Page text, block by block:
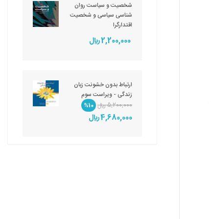
شخصیت و سیاست روان
شناسی سیاسی و شخصیت
اقتدارگرا
2,200,000 ريال
ارتباط بدون خشونت زبان
زندگی - ویراست سوم
5,200,000 ريال
%10
4,680,000 ريال